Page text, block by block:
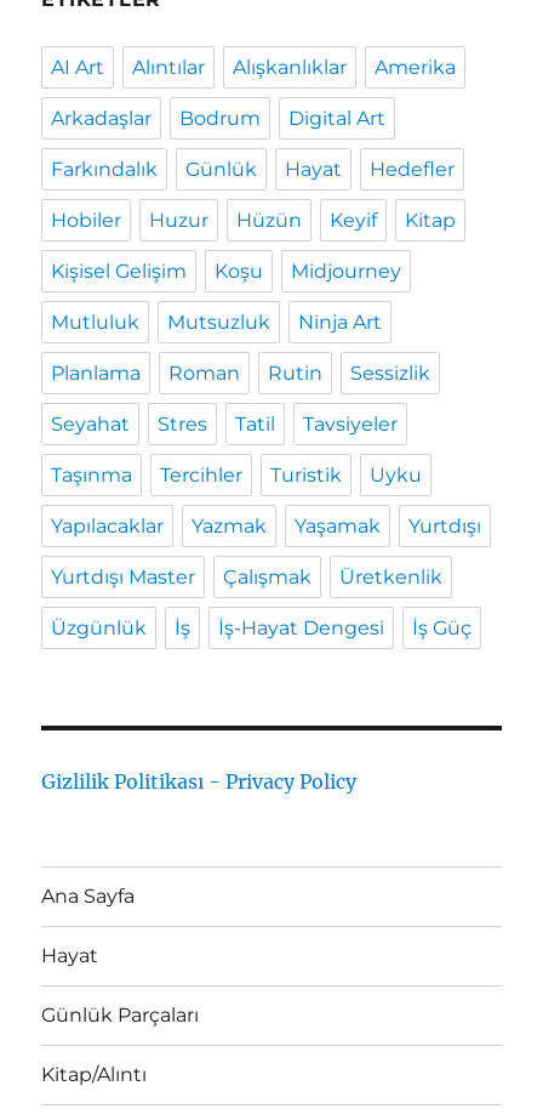
AI Art Alıntılar Alışkanlıklar Amerika
Arkadaşlar Bodrum Digital Art
Farkındalık Günlük Hayat Hedefler
Hobiler Huzur Hüzün Keyif Kitap
Kişisel Gelişim Koşu Midjourney
Mutluluk Mutsuzluk Ninja Art
Planlama Roman Rutin Sessizlik
Seyahat Stres Tatil Tavsiyeler
Taşınma Tercihler Turistik Uyku
Yapılacaklar Yazmak Yaşamak Yurtdışı
Yurtdışı Master Çalışmak Üretkenlik
Üzgünlük İş İş-Hayat Dengesi İş Güç
Gizlilik Politikası - Privacy Policy
Ana Sayfa
Hayat
Günlük Parçaları
Kitap/Alıntı